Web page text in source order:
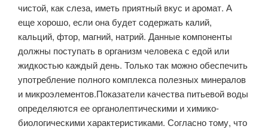
чистой, как слеза, иметь приятный вкус и аромат. А
еще хорошо, если она будет содержать калий,
кальций, фтор, магний, натрий. Данные компоненты
должны поступать в организм человека с едой или
жидкостью каждый день. Только так можно обеспечить
употребление полного комплекса полезных минералов
и микроэлементов.Показатели качества питьевой воды
определяются ее органолептическими и химико-
биологическими характеристиками. Согласно тому, что